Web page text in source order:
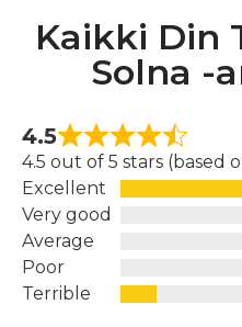
Kaikki Din
Solna -
4.5
4.5 out of 5 stars (based
Excellent
Very good
Average
Poor
Terrible